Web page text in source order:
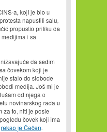
a, koji je bio u
napustili salu,
propustio priliku da
i sa
da sedim
čovekom koji je
stalo do slobode
medija. Još mi je
od njega o
novinarskog rada u
za to, niti je posle
čovek koji ima
rekao je Čečen.